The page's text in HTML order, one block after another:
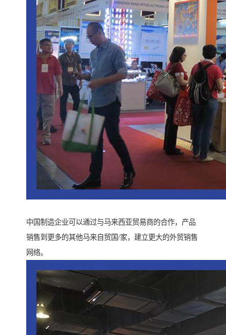
中国制造企业可以通过与马来西亚贸易商的合作，产品
销售到更多的其他马来自贸国/家，建立更大的外贸销售
网络。